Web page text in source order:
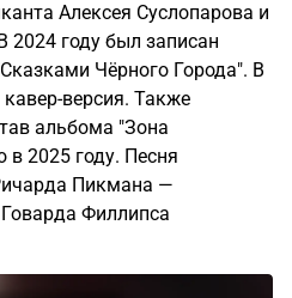
Алексея Суслопарова и
2024 году был записан
Чёрного Города". В
версия. Также
альбома "Зона
2025 году. Песня
Пикмана —
Филлипса